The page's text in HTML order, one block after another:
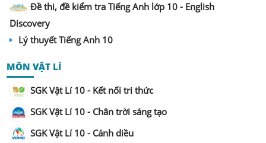
Đề thi, đề kiểm tra Tiếng Anh lớp 10 - English
Discovery
Lý thuyết Tiếng Anh 10
MÔN VẬT LÍ
SGK Vật Lí 10 - Kết nối tri thức
SGK Vật Lí 10 - Chân trời sáng tạo
SGK Vật Lí 10 - Cánh diều